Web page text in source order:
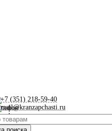
+7 (351) 218-59-40
mail@kranzapchasti.ru